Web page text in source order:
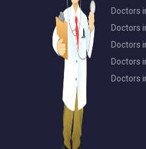
Doctors
Doctors
Doctors
Doctors
Doctors